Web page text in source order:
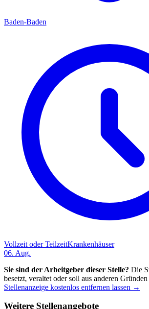
Baden-Baden
Vollzeit oder TeilzeitKrankenhäuser
06. Aug.
Sie sind der Arbeitgeber dieser Stelle? Die
besetzt, veraltet oder soll aus anderen
Stellenanzeige kostenlos entfernen lassen →
Weitere Stellenangebote